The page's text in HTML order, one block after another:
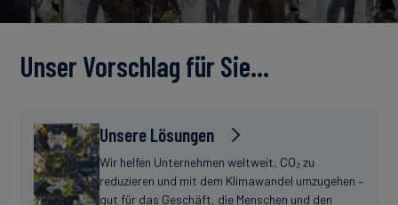
Unser Vorschlag für Sie…
Unsere Lösungen
Wir helfen Unternehmen weltweit, CO₂ zu
reduzieren und mit dem Klimawandel umzugehen –
gut für das Geschäft, die Menschen und den